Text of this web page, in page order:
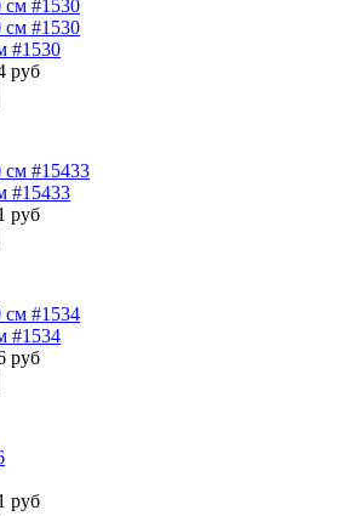
#1530
руб
#15433
руб
#1534
руб
руб